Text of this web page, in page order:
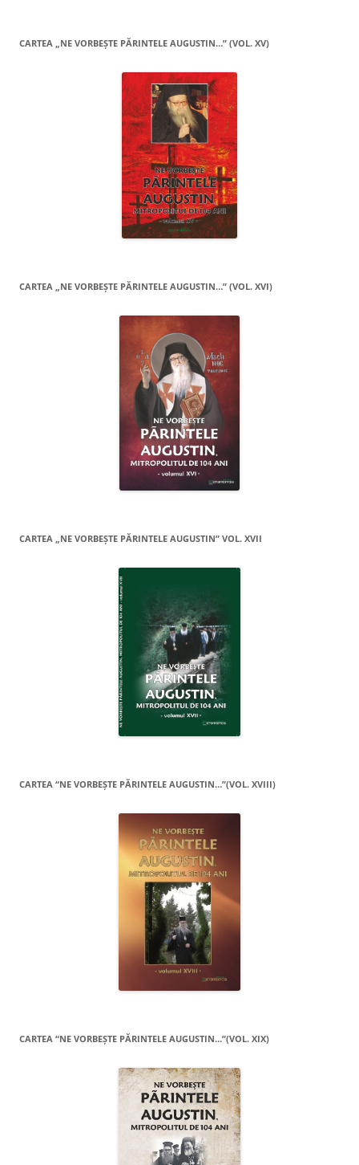
CARTEA „NE VORBEŞTE PĂRINTELE AUGUSTIN…” (VOL. XV)
CARTEA „NE VORBEŞTE PĂRINTELE AUGUSTIN…” (VOL. XVI)
CARTEA „NE VORBEŞTE PĂRINTELE AUGUSTIN” VOL. XVII
CARTEA “NE VORBEŞTE PĂRINTELE AUGUSTIN…”(VOL. XVIII)
CARTEA “NE VORBEŞTE PĂRINTELE AUGUSTIN…”(VOL. XIX)